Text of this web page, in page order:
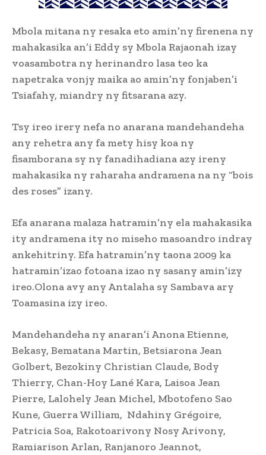
Mbola mitana ny resaka eto amin’ny firenena ny
mahakasika an’i Eddy sy Mbola Rajaonah izay
voasambotra ny herinandro lasa teo ka
napetraka vonjy maika ao amin’ny fonjaben’i
Tsiafahy, miandry ny fitsarana azy.
Tsy ireo irery nefa no anarana mandehandeha
any rehetra any fa mety hisy koa ny
fisamborana sy ny fanadihadiana azy ireny
mahakasika ny raharaha andramena na ny “bois
des roses” izany.
Efa anarana malaza hatramin’ny ela mahakasika
ity andramena ity no miseho masoandro indray
ankehitriny. Efa hatramin’ny taona 2009 ka
hatramin’izao fotoana izao ny sasany amin’izy
ireo.Olona avy any Antalaha sy Sambava ary
Toamasina izy ireo.
Mandehandeha ny anaran’i Anona Etienne,
Bekasy, Bematana Martin, Betsiarona Jean
Golbert, Bezokiny Christian Claude, Body
Thierry, Chan-Hoy Lané Kara, Laisoa Jean
Pierre, Lalohely Jean Michel, Mbotofeno Sao
Kune, Guerra William, Ndahiny Grégoire,
Patricia Soa, Rakotoarivony Nosy Arivony,
Ramiarison Arlan, Ranjanoro Jeannot,